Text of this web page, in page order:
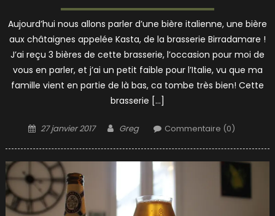
Aujourd’hui nous allons parler d’une bière italienne, une bière
aux châtaignes appelée Kasta, de la brasserie Birradamare !
J’ai reçu 3 bières de cette brasserie, l’occasion pour moi de
vous en parler, et j’ai un petit faible pour l’Italie, vu que ma
famille vient en partie de là bas, ca tombe très bien! Cette
brasserie […]
Posted
27 janvier 2017 Author
Greg Commentaire (0)